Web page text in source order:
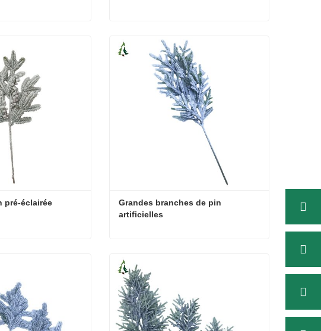
Contacter maintenant
pré-éclairée
Grandes branches de pin
artificielles
Contacter maintenant